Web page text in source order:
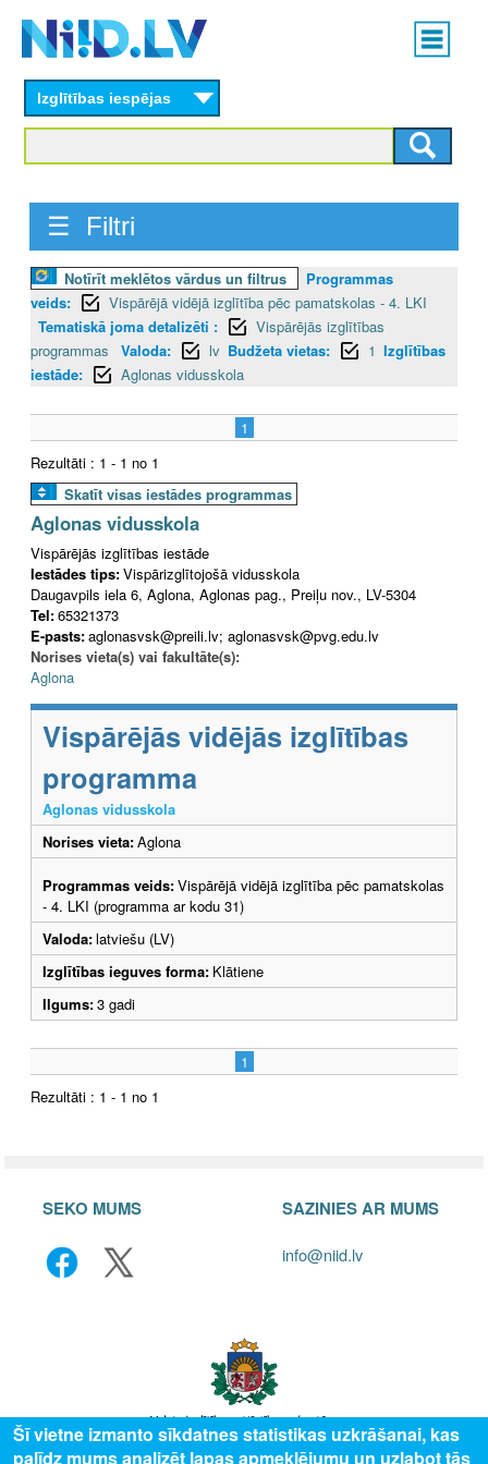
content
Main
menu
Izglītības iespējas
☰ Filtri
Notīrīt meklētos vārdus un filtrus
Programmas
veids:
Vispārējā vidējā izglītība pēc pamatskolas - 4. LKI
Tematiskā joma detalizēti :
Vispārējās izglītības
programmas
Valoda: lv Budžeta vietas: 1 Izglītības
iestāde:
Aglonas vidusskola
1
Rezultāti : 1 - 1 no 1
Skatīt visas iestādes programmas
Aglonas vidusskola
Vispārējās izglītības iestāde
Iestādes tips:Vispārizglītojošā vidusskola
Daugavpils iela 6, Aglona, Aglonas pag., Preiļu nov., LV-5304
Tel:65321373
E-pasts:aglonasvsk@preili.lv; aglonasvsk@pvg.edu.lv
Norises vieta(s) vai fakultāte(s):
Aglona
Vispārējās vidējās izglītības
programma
Aglonas vidusskola
Norises vieta:Aglona
Programmas veids:Vispārējā vidējā izglītība pēc pamatskolas
- 4. LKI (programma ar kodu 31)
Valoda:latviešu (LV)
Izglītības ieguves forma: Klātiene
Ilgums:3 gadi
1
Rezultāti : 1 - 1 no 1
SEKO MUMS SAZINIES AR MUMS
info@niid.lv
Šī vietne izmanto sīkdatnes statistikas uzkrāšanai, kas
palīdz mums analizēt lapas apmeklējumu un uzlabot tās